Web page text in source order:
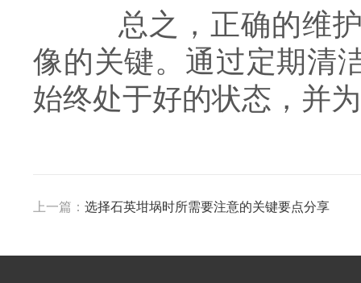
总之，正确的维护
像的关键。通过定期清
始终处于好的状态，并
上一篇： 选择石英坩埚时所需要注意的关键要点分享